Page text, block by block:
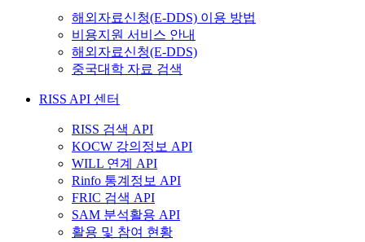
해외자료신청(E-DDS) 이용 방법
비용지원 서비스 안내
해외자료신청(E-DDS)
중국대학 자료 검색
RISS API 센터
RISS 검색 API
KOCW 강의정보 API
WILL 연계 API
Rinfo 통계정보 API
FRIC 검색 API
SAM 분석활용 API
활용 및 참여 현황